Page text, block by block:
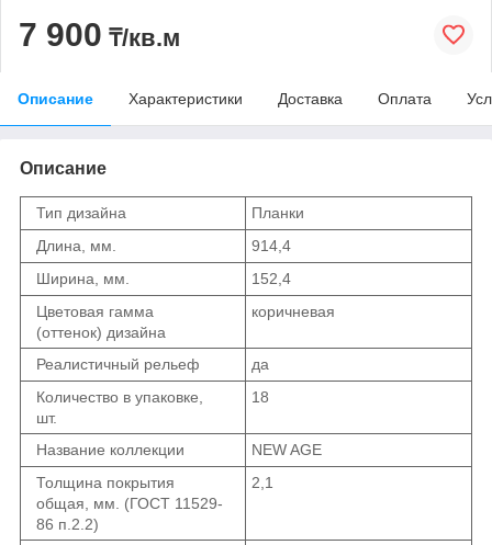
7 900 ₸/кв.м
Описание Характеристики Доставка Оплата
Описание
Тип дизайна
Планки
Длина, мм.
914,4
Ширина, мм.
152,4
Цветовая гамма
(оттенок) дизайна
коричневая
Реалистичный рельеф
да
Количество в упаковке,
шт.
18
Название коллекции
NEW AGE
Толщина покрытия
общая, мм. (ГОСТ 11529-
86 п.2.2)
2,1